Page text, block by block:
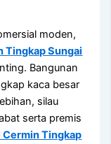
moden,
Tingkap Sungai
Bangunan
kaca besar
silau
serta premis
Tingkap